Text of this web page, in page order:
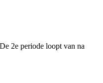
2e periode loopt van na